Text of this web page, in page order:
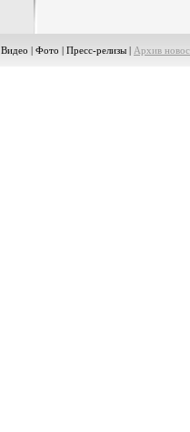
Видео | Фото | Пресс-релизы | Архив